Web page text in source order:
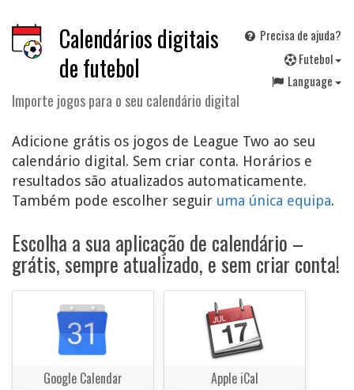
Calendários digitais
de futebol
Importe jogos para o seu calendário digital
Precisa de ajuda?
Futebol
Language
Adicione grátis os jogos de League Two ao seu
calendário digital. Sem criar conta. Horários e
resultados são atualizados automaticamente.
Também pode escolher seguir uma única equipa.
Escolha a sua aplicação de calendário –
grátis, sempre atualizado, e sem criar conta!
Google Calendar Apple iCal